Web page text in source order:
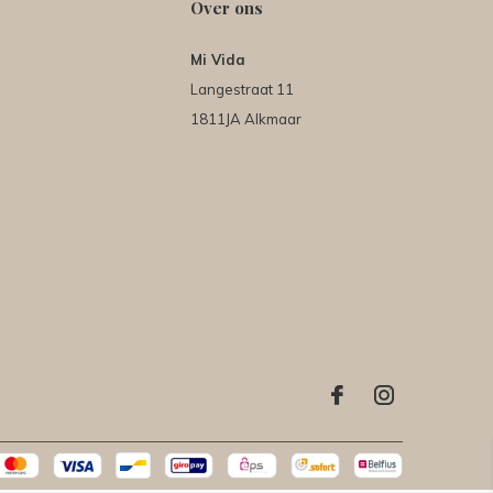
Over ons
Mi Vida
Langestraat 11
1811JA Alkmaar